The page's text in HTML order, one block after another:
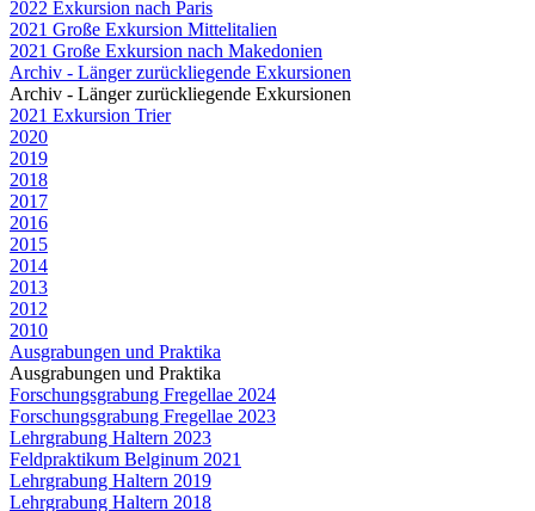
2022 Exkursion nach Paris
2021 Große Exkursion Mittelitalien
2021 Große Exkursion nach Makedonien
Archiv - Länger zurückliegende Exkursionen
Archiv - Länger zurückliegende Exkursionen
2021 Exkursion Trier
2020
2019
2018
2017
2016
2015
2014
2013
2012
2010
Ausgrabungen und Praktika
Ausgrabungen und Praktika
Forschungsgrabung Fregellae 2024
Forschungsgrabung Fregellae 2023
Lehrgrabung Haltern 2023
Feldpraktikum Belginum 2021
Lehrgrabung Haltern 2019
Lehrgrabung Haltern 2018